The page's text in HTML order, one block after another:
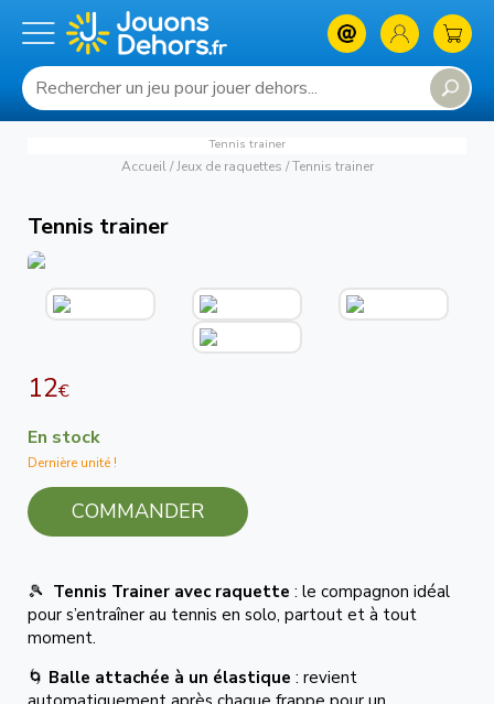
Tennis trainer
Accueil/ Jeux de raquettes / Tennis trainer
Tennis trainer
12€
En stock
Dernière unité !
COMMANDER
🎾 Tennis Trainer avec raquette : le compagnon idéal
pour s’entraîner au tennis en solo, partout et à tout
moment.
🌀 Balle attachée à un élastique : revient